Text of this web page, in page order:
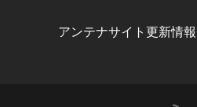
アンテナサイト更新情報